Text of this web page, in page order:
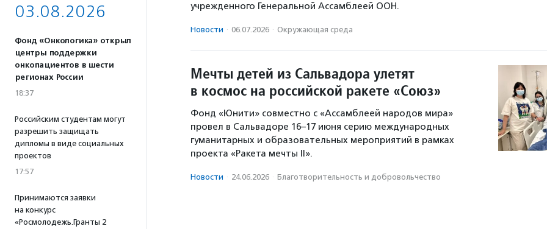
03.08.2026
Фонд «Онкологика» открыл
центры поддержки
онкопациентов в шести
регионах России
18:37
Российским студентам могут
разрешить защищать
дипломы в виде социальных
проектов
17:57
Принимаются заявки
на конкурс
«Росмолодежь.Гранты 2
учрежденного Генеральной Ассамблеей ООН.
Новости · 06.07.2026 · Окружающая среда
Мечты детей из Сальвадора улетят
в космос на российской ракете «Союз»
Фонд «Юнити» совместно с «Ассамблеей народов мира»
провел в Сальвадоре 16–17 июня серию международных
гуманитарных и образовательных мероприятий в рамках
проекта «Ракета мечты II».
Новости · 24.06.2026 · Благотвори­тель­ность и доброволь­чест­во